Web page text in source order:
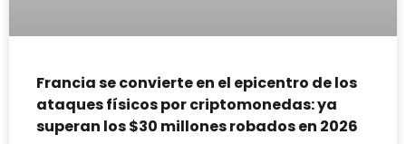
Francia se convierte en el epicentro de los
ataques físicos por criptomonedas: ya
superan los $30 millones robados en 2026